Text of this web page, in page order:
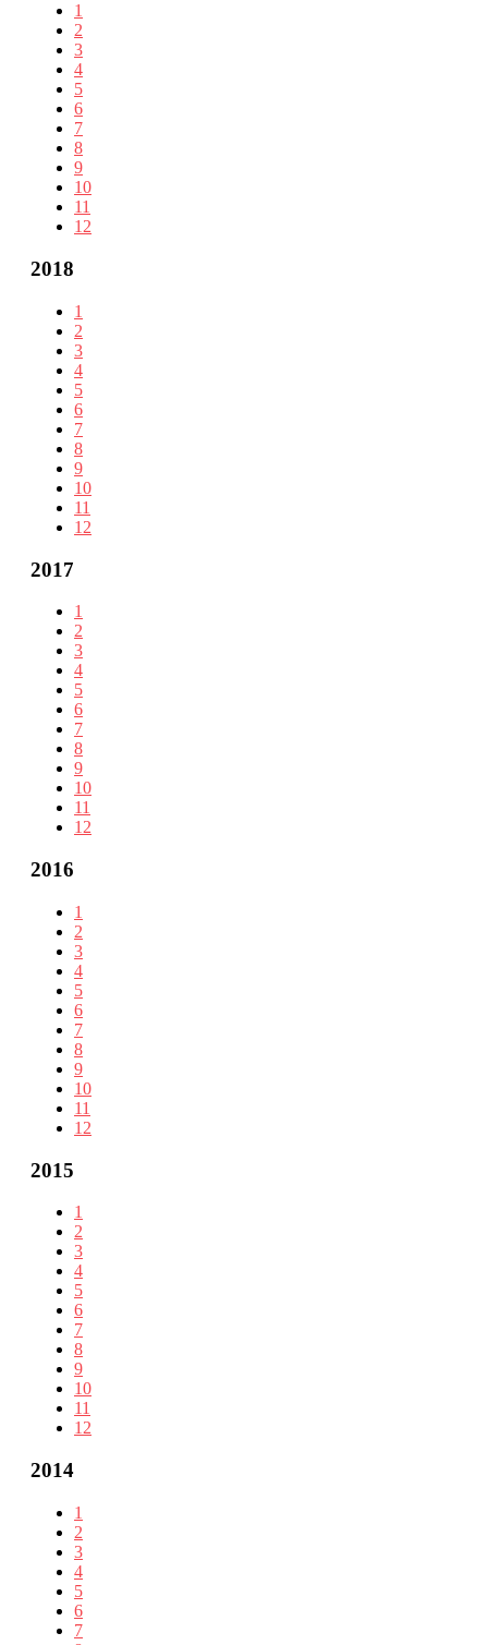
1
2
3
4
5
6
7
8
9
10
11
12
2018
1
2
3
4
5
6
7
8
9
10
11
12
2017
1
2
3
4
5
6
7
8
9
10
11
12
2016
1
2
3
4
5
6
7
8
9
10
11
12
2015
1
2
3
4
5
6
7
8
9
10
11
12
2014
1
2
3
4
5
6
7